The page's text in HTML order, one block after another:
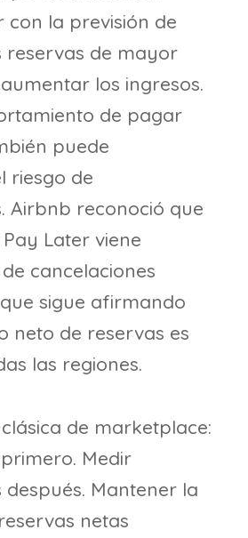
con la previsión de
reservas de mayor
los ingresos.
de pagar
puede
riesgo de
Airbnb reconoció que
Later viene
cancelaciones
sigue afirmando
neto de reservas es
las regiones.
de marketplace:
Medir
después. Mantener la
netas